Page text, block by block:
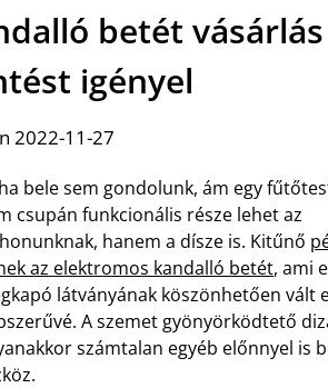
betét vásárlás
igényel
2022-11-27
bele sem gondolunk, ám egy
csupán funkcionális része lehet az
hanem a dísze is. Kitűnő
az elektromos kandalló betét, ami
látványának köszönhetően vált
A szemet gyönyörködtető
számtalan egyéb előnnyel is